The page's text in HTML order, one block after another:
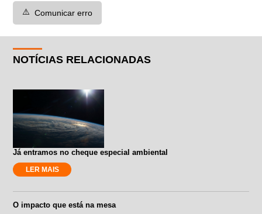
⚠️ Comunicar erro
NOTÍCIAS RELACIONADAS
Já entramos no cheque especial ambiental
LER MAIS
O impacto que está na mesa